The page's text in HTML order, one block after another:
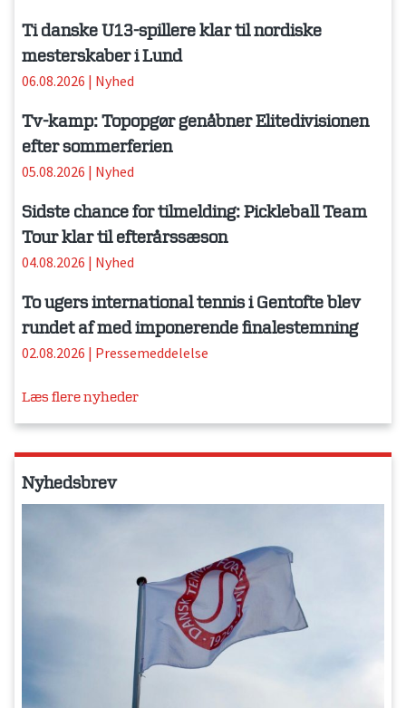
Ti danske U13-spillere klar til nordiske
mesterskaber i Lund
06.08.2026 | Nyhed
Tv-kamp: Topopgør genåbner Elitedivisionen
efter sommerferien
05.08.2026 | Nyhed
Sidste chance for tilmelding: Pickleball Team
Tour klar til efterårssæson
04.08.2026 | Nyhed
To ugers international tennis i Gentofte blev
rundet af med imponerende finalestemning
02.08.2026 | Pressemeddelelse
Læs flere nyheder
Nyhedsbrev